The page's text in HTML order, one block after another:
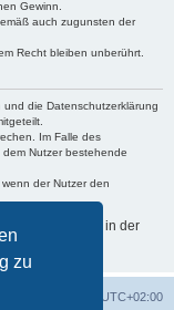
zu
Gewinn.
auch zugunsten der
Recht bleiben unberührt.
die Datenschutzerklärung
Im Falle des
Nutzer bestehende
der Nutzer den
Daten sind in der
UTC+02:00